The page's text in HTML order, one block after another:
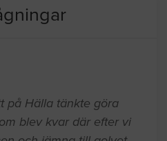
på Hälla tänkte göra
blev kvar där efter vi